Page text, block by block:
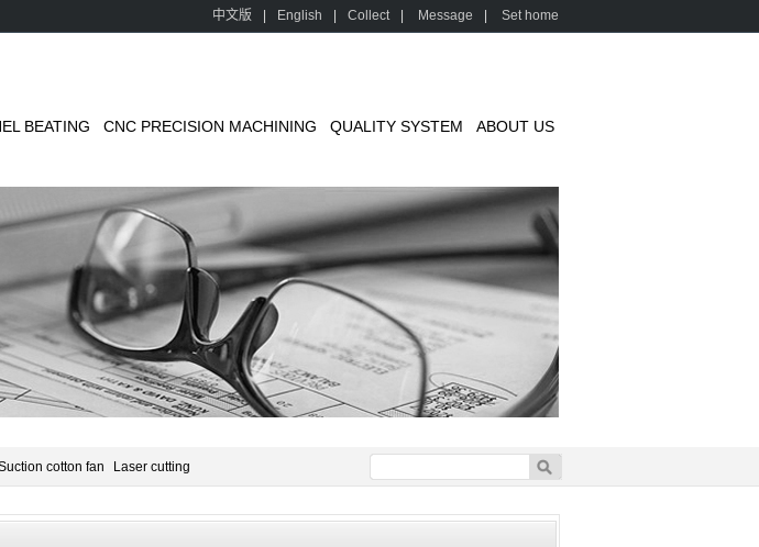
中文版 English Collect Message Set home
BEATING CNC PRECISION MACHINING QUALITY SYSTEM ABOUT US
cotton fan Laser cutting